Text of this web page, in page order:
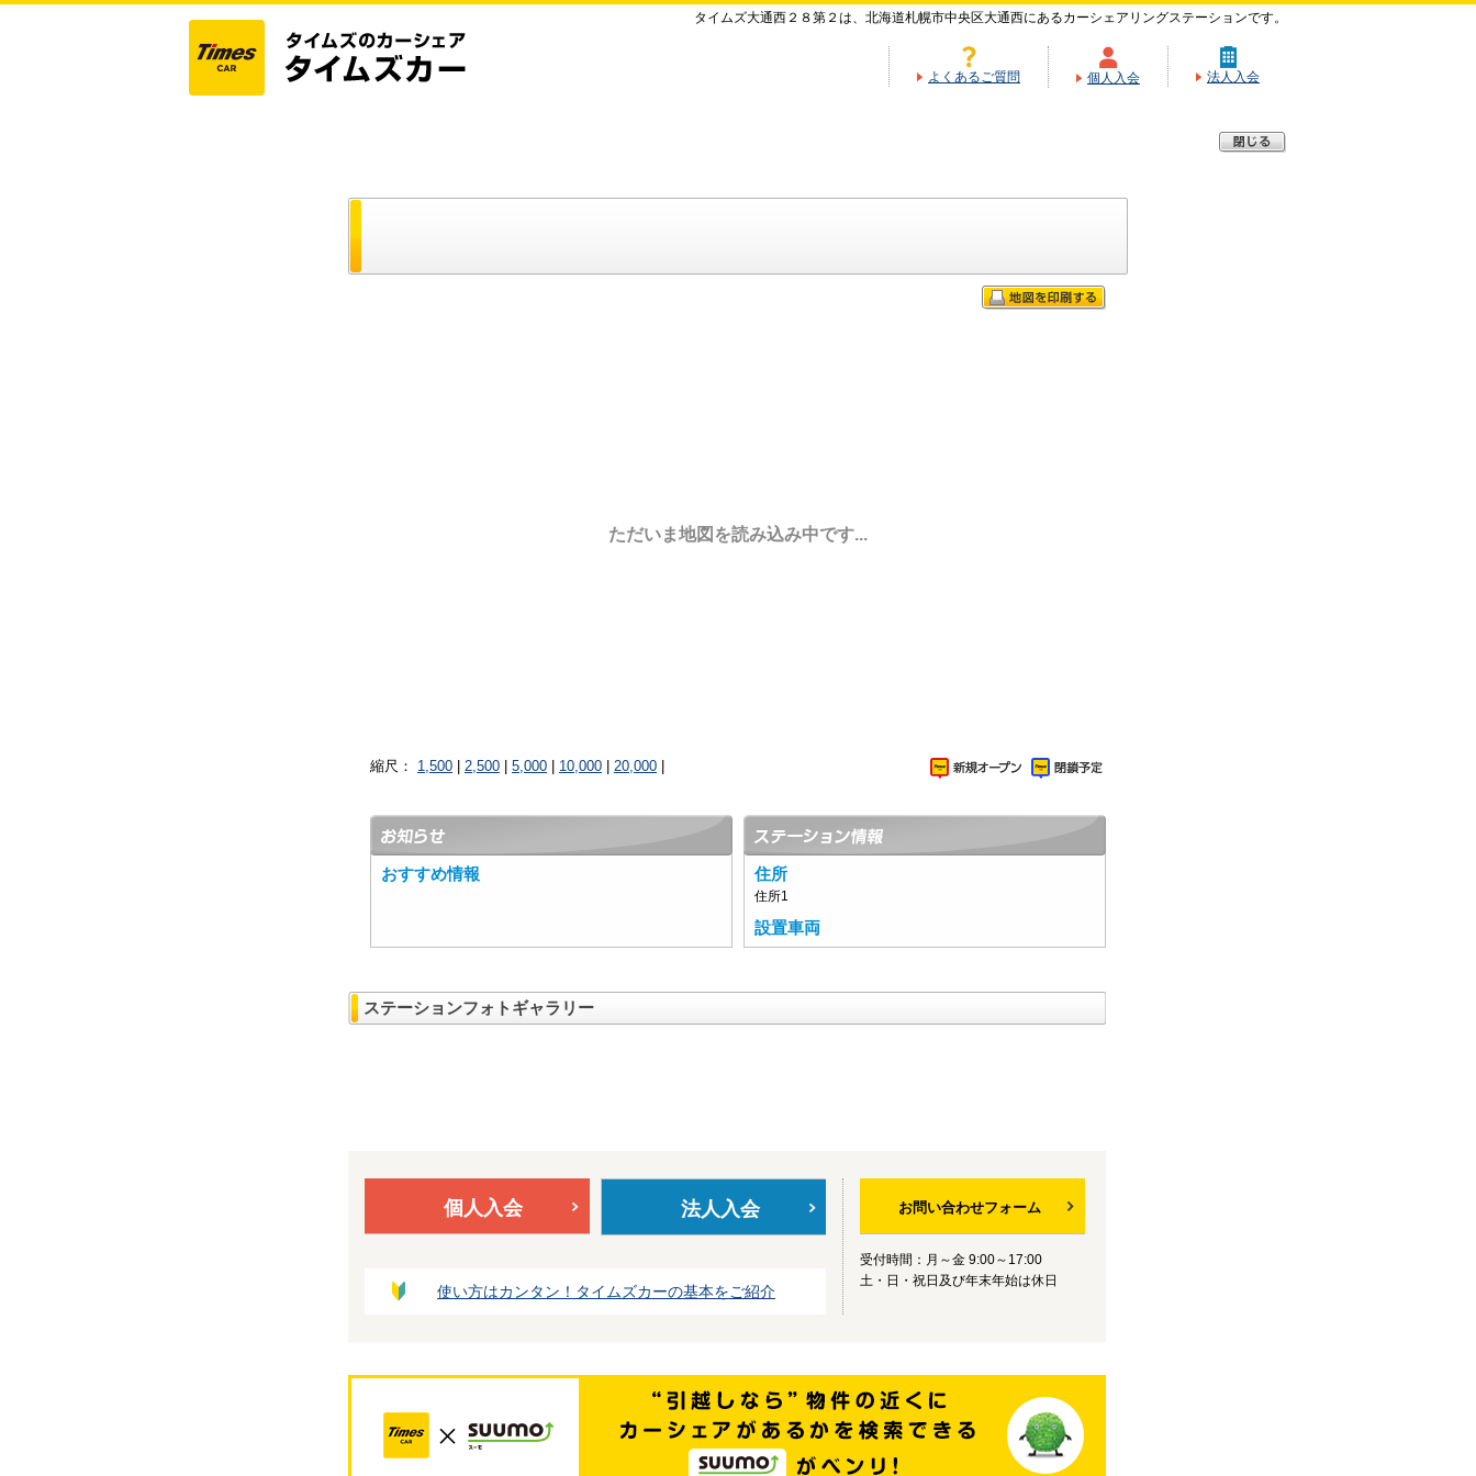
タイムズ大通西２８第２は、北海道札幌市中央区大通西にあるカーシェアリングステーションです。
よくあるご質問 個人入会 法人入会
ただいま地図を読み込み中です...
縮尺： 1,500 2,500 5,000 10,000 20,000
おすすめ情報 住所
住所1
設置車両
ステーションフォトギャラリー
個人入会 法人入会
使い方はカンタン！タイムズカーの基本をご紹介
お問い合わせフォーム
受付時間：月～金 9:00～17:00
土・日・祝日及び年末年始は休日